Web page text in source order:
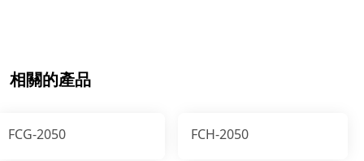
相關的產品
FCG-2050 FCH-2050